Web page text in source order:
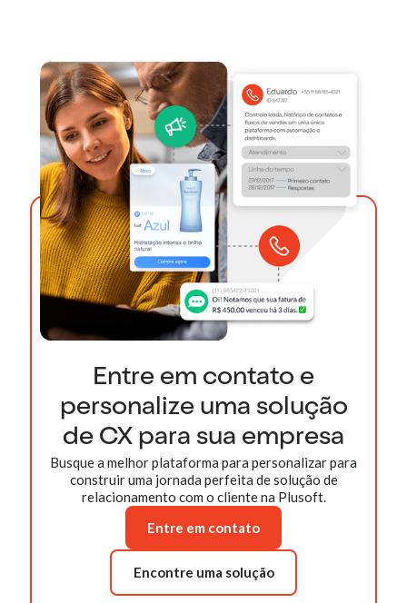
Entre em contato e
personalize uma solução
de CX para sua empresa
Busque a melhor plataforma para personalizar para
construir uma jornada perfeita de solução de
relacionamento com o cliente na Plusoft.
Entre em contato
Encontre uma solução